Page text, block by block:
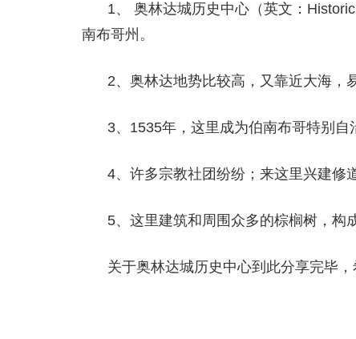
1、 奥林达城历史中心（英文：
南布哥州。
2、奥林达地势比较高，又靠近大海，
3、1535年，这里成为伯南布哥特别自
4、许多宗教社团纷纷；来这里兴建修
5、这里建筑和周围众多的棕榈树，构
关于奥林达城历史中心到此分享完毕，